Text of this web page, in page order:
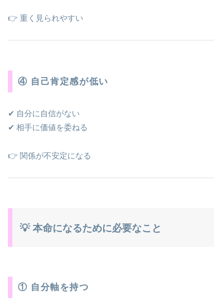
👉 重く見られやすい
④ 自己肯定感が低い
✔ 自分に自信がない
✔ 相手に価値を委ねる
👉 関係が不安定になる
💡 本命になるために必要なこと
① 自分軸を持つ